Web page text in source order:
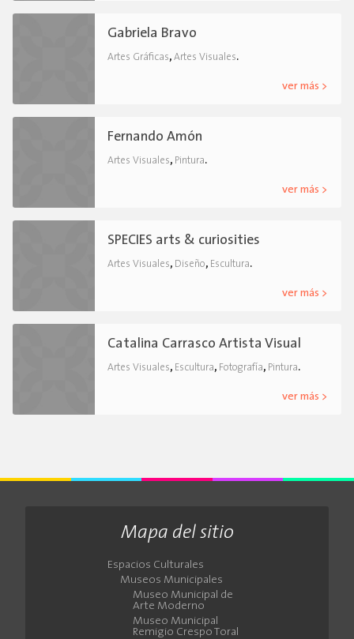
Gabriela Bravo
Artes Gráficas, Artes Visuales.
ver más >
Fernando Amón
Artes Visuales, Pintura.
ver más >
SPECIES arts & curiosities
Artes Visuales, Diseño, Escultura.
ver más >
Catalina Carrasco Artista Visual
Artes Visuales, Escultura, Fotografía, Pintura.
ver más >
Mapa del sitio
Espacios Culturales
Museos Municipales
Museo Municipal de
Arte Moderno
Museo Municipal
Remigio Crespo Toral